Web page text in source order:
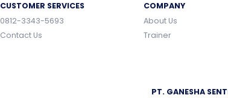
CUSTOMER SERVICES
0812-3343-5693
Contact Us
COMPANY
About Us
Trainer
PT. GANESHA